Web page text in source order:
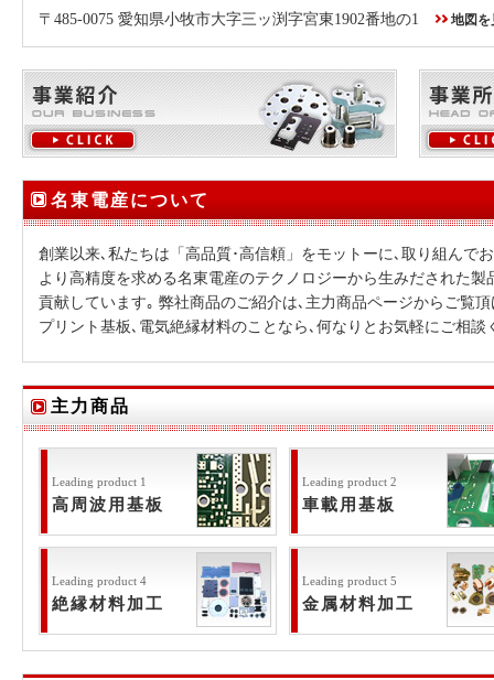
〒485-0075 愛知県小牧市大字三ッ渕字宮東1902番地の1 地図を
名東電産について
創業以来､私たちは「高品質･高信頼」をモットーに､取り組んで
より高精度を求める名東電産のテクノロジーから生みだされた製
貢献しています｡ 弊社商品のご紹介は､主力商品ページからご覧頂
プリント基板､電気絶縁材料のことなら､何なりとお気軽にご相談
主力商品
Leading product 1
高周波用基板
Leading product 2
車載用基板
Leading product 4
絶縁材料加工
Leading product 5
金属材料加工